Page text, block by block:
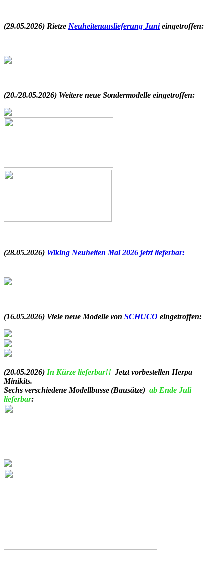
(29.05.2026) Rietze Neuheitenauslieferung Junieingetroffen:
(20./28.05.2026) Weitere neue Sondermodelle eingetroffen:
(28.05.2026) Wiking Neuheiten Mai 2026 jetzt lieferbar:
(16.05.2026) Viele neue Modelle von SCHUCO eingetroffen:
(20.05.2026) In Kürze lieferbar!! Jetzt vorbestellen Herpa
Minikits.
Sechs verschiedene Modellbusse (Bausätze) ab Ende Juli
lieferbar: